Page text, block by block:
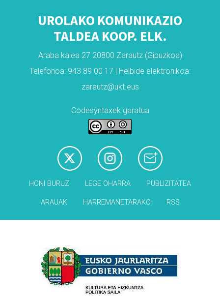
UROLAKO KOMUNIKAZIO
TALDEA KOOP. ELK.
Araba kalea 27 20800 Zarautz (Gipuzkoa)
Telefonoa: 943 89 00 17 | Helbide elektronikoa:
zarautz@ukt.eus
Codesyntaxek garatua
HONI BURUZ LEGE OHARRA PUBLIZITATEA
ARAUAK HARREMANETARAKO RSS